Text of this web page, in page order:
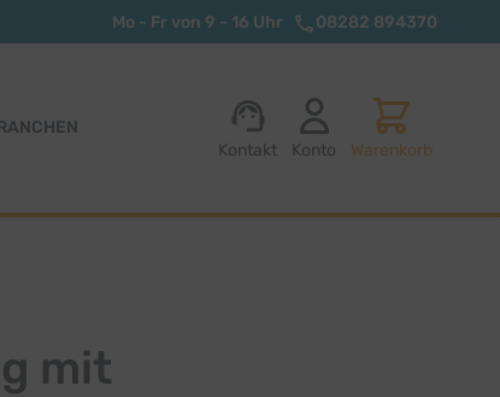
Mo - Fr von 9 - 16 Uhr 08282 894370
Kontakt
Konto Warenkorb
mit